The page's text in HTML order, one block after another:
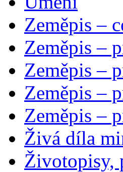
Zeměpis –
Zeměpis –
Zeměpis –
Zeměpis –
Zeměpis –
Živá díla
Životopisy,